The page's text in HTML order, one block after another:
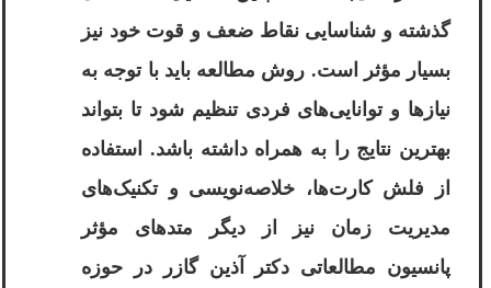
گذشته و شناسایی نقاط ضعف و قوت خود نیز
بسیار مؤثر است. روش مطالعه باید با توجه به
نیازها و توانایی‌های فردی تنظیم شود تا بتواند
بهترین نتایج را به همراه داشته باشد. استفاده
از فلش کارت‌ها، خلاصه‌نویسی و تکنیک‌های
مدیریت زمان نیز از دیگر متدهای مؤثر
پانسیون مطالعاتی دکتر آذین گازر در حوزه